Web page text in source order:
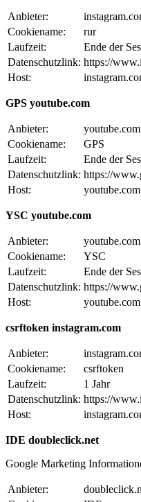
Anbieter:
Cookiename:
rur
Laufzeit:
Ende der
Datenschutzlink: https://
Host:
GPS youtube.com
Anbieter:
youtube.com
Cookiename:
GPS
Laufzeit:
Ende der
Datenschutzlink: https://
Host:
youtube.com
YSC youtube.com
Anbieter:
youtube.com
Cookiename:
YSC
Laufzeit:
Ende der
Datenschutzlink: https://
Host:
youtube.com
csrftoken instagram.com
Anbieter:
Cookiename:
csrftoken
Laufzeit:
1 Jahr
Datenschutzlink: https://
Host:
IDE doubleclick.net
Google Marketing
Anbieter: